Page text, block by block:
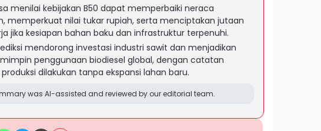
menilai kebijakan B50 dapat memperbaiki neraca
memperkuat nilai tukar rupiah, serta menciptakan jutaan
jika kesiapan bahan baku dan infrastruktur terpenuhi.
mendorong investasi industri sawit dan menjadikan
penggunaan biodiesel global, dengan catatan
dilakukan tanpa ekspansi lahan baru.
was AI-assisted and reviewed by our editorial team.